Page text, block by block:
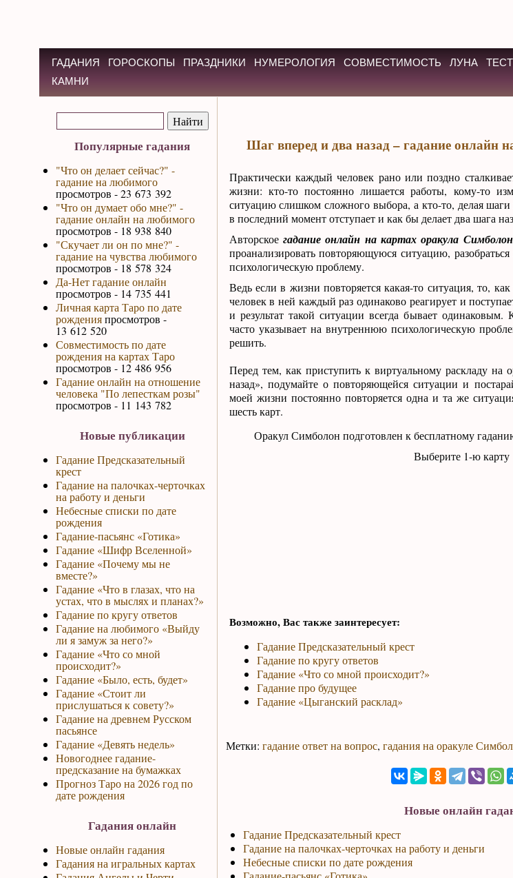
ГАДАНИЯ ГОРОСКОПЫ ПРАЗДНИКИ НУМЕРОЛОГИЯ СОВМЕСТИМОСТЬ ЛУНА
КАМНИ
Популярные гадания
"Что он делает сейчас?" -
гадание на любимого
просмотров - 23 673 392
"Что он думает обо мне?" -
гадание онлайн на любимого
просмотров - 18 938 840
"Скучает ли он по мне?" -
гадание на чувства любимого
просмотров - 18 578 324
Да-Нет гадание онлайн
просмотров - 14 735 441
Личная карта Таро по дате
рожденияпросмотров -
13 612 520
Совместимость по дате
рождения на картах Таро
просмотров - 12 486 956
Гадание онлайн на отношение
человека "По лепесткам розы"
просмотров - 11 143 782
Новые публикации
Гадание Предсказательный
крест
Гадание на палочках-черточках
на работу и деньги
Небесные списки по дате
рождения
Гадание-пасьянс «Готика»
Гадание «Шифр Вселенной»
Гадание «Почему мы не
вместе?»
Гадание «Что в глазах, что на
устах, что в мыслях и планах?»
Гадание по кругу ответов
Гадание на любимого «Выйду
ли я замуж за него?»
Гадание «Что со мной
происходит?»
Гадание «Было, есть, будет»
Гадание «Стоит ли
прислушаться к совету?»
Гадание на древнем Русском
пасьянсе
Гадание «Девять недель»
Новогоднее гадание-
предсказание на бумажках
Прогноз Таро на 2026 год по
дате рождения
Гадания онлайн
Новые онлайн гадания
Гадания на игральных картах
Шаг вперед и два назад – гадание онлайн
Практически каждый человек рано или поздно
жизни: кто-то постоянно лишается работы, кому-то
ситуацию слишком сложного выбора, а кто-то, делая
в последний момент отступает и как бы делает два шага
Авторское гадание онлайн на картах оракула
проанализировать повторяющуюся ситуацию,
психологическую проблему.
Ведь если в жизни повторяется какая-то ситуация, то,
человек в ней каждый раз одинаково реагирует и
и результат такой ситуации всегда бывает
часто указывает на внутреннюю психологическую
решить.
Перед тем, как приступить к виртуальному раскладу
назад», подумайте о повторяющейся ситуации и
моей жизни постоянно повторяется одна и та же
шесть карт.
Оракул Симболон подготовлен к бесплатному
Выберите 1-ю карту
Возможно, Вас также заинтересует:
Гадание Предсказательный крест
Гадание по кругу ответов
Гадание «Что со мной происходит?»
Гадание про будущее
Гадание «Цыганский расклад»
Метки: гадание ответ на вопрос, гадания на оракуле
Новые онлайн
Гадание Предсказательный крест
Гадание на палочках-черточках на работу и деньги
Небесные списки по дате рождения